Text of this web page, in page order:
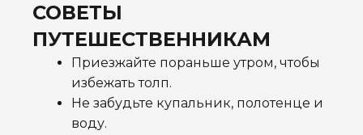
СОВЕТЫ
ПУТЕШЕСТВЕННИКАМ
Приезжайте пораньше утром, чтобы
избежать толп.
Не забудьте купальник, полотенце и
воду.